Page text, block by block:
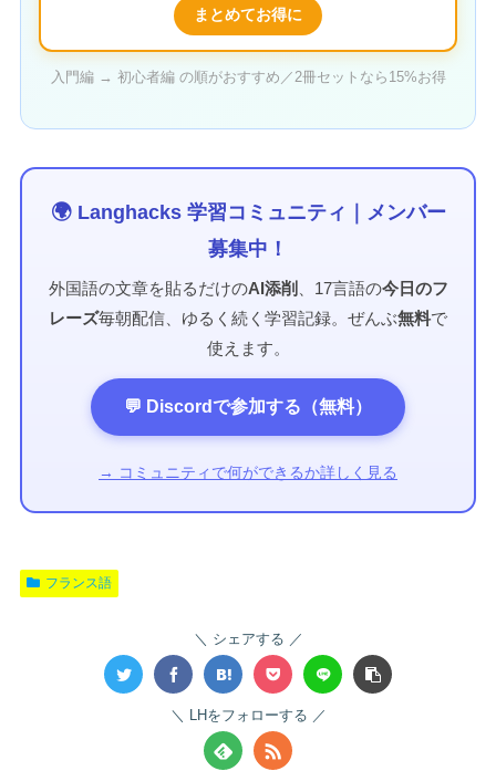
まとめてお得に
入門編 → 初心者編 の順がおすすめ／2冊セットなら15%お得
🌍 Langhacks 学習コミュニティ｜メンバー
募集中！
外国語の文章を貼るだけのAI添削 、17言語の今日のフ
レーズ毎朝配信、ゆるく続く学習記録。ぜんぶ無料で
使えます。
💬 Discordで参加する（無料）
→ コミュニティで何ができるか詳しく見る
フランス語
シェアする
LHをフォローする